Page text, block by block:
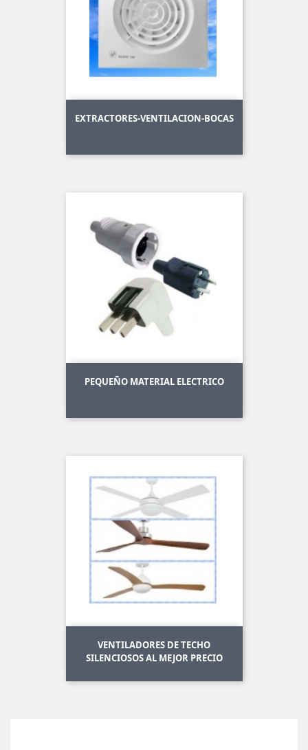
EXTRACTORES-VENTILACION-BOCAS
PEQUEÑO MATERIAL ELECTRICO
VENTILADORES DE TECHO
SILENCIOSOS AL MEJOR PRECIO